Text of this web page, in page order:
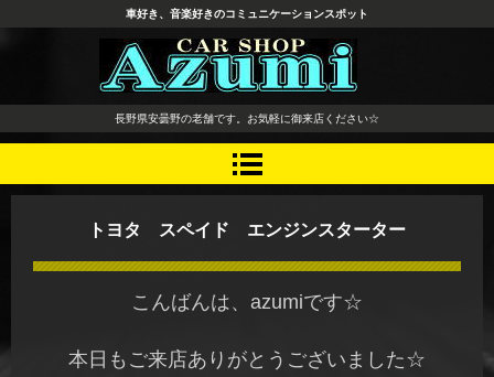
長野県 安曇野市 タイヤ ホ
イール デッドニング カーオ
ーディオ レカロシート
車好き、音楽好きのコミュニケーションスポット
長野県安曇野の老舗です。お気軽に御来店ください☆
トヨタ スペイド エンジンスターター
こんばんは、azumiです☆
本日もご来店ありがとうございました☆